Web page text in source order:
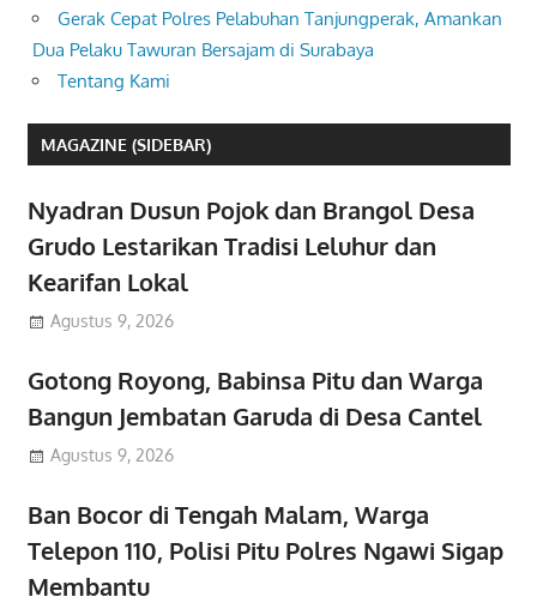
Gerak Cepat Polres Pelabuhan Tanjungperak, Amankan
Dua Pelaku Tawuran Bersajam di Surabaya
Tentang Kami
MAGAZINE (SIDEBAR)
Nyadran Dusun Pojok dan Brangol Desa
Grudo Lestarikan Tradisi Leluhur dan
Kearifan Lokal
Agustus 9, 2026
Gotong Royong, Babinsa Pitu dan Warga
Bangun Jembatan Garuda di Desa Cantel
Agustus 9, 2026
Ban Bocor di Tengah Malam, Warga
Telepon 110, Polisi Pitu Polres Ngawi Sigap
Membantu